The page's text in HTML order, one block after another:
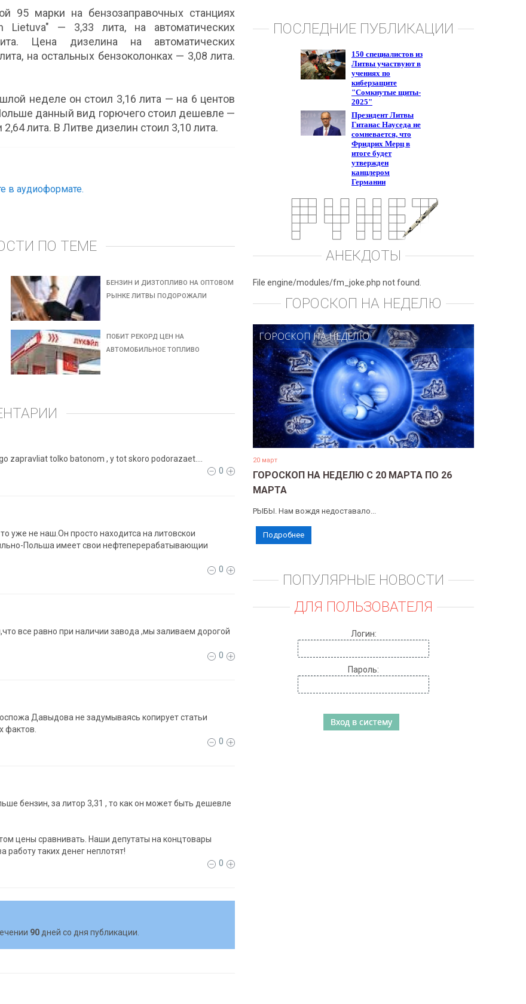
95 марки на бензозаправочных станциях
Lietuva" — 3,33 лита, на автоматических
Цена дизелина на автоматических
на остальных бензоколонках — 3,08 лита.
неделе он стоил 3,16 лита — на 6 центов
данный вид горючего стоил дешевле —
лита. В Литве дизелин стоил 3,10 лита.
в аудиоформате.
ПО ТЕМЕ
БЕНЗИН И ДИЗТОПЛИВО НА ОПТОВОМ
РЫНКЕ ЛИТВЫ ПОДОРОЖАЛИ
ПОБИТ РЕКОРД ЦЕН НА
АВТОМОБИЛЬНОЕ ТОПЛИВО
zapravliat tolko batonom , y tot skoro podorazaet....
0
уже не наш.Он просто находитса на литовскои
Польша имеет свои нефтеперерабатывающии
0
все равно при наличии завода ,мы заливаем дорогой
0
Давыдова не задумываясь копирует статьи
фактов.
0
бензин, за литор 3,31 , то как он может быть дешевле
цены сравнивать. Наши депутаты на концтовары
работу таких денег неплотят!
0
90дней со дня публикации.
ПОСЛЕДНИЕ ПУБЛИКАЦИИ
АНЕКДОТЫ
File engine/modules/fm_joke.php not found.
ГОРОСКОП НА НЕДЕЛЮ
ГОРОСКОП НА НЕДЕЛЮ
20 март
ГОРОСКОП НА НЕДЕЛЮ С 20 МАРТА ПО 26
МАРТА
РЫБЫ. Нам вождя недоставало...
Подробнее
ПОПУЛЯРНЫЕ НОВОСТИ
ДЛЯ ПОЛЬЗОВАТЕЛЯ
Логин:
Пароль: